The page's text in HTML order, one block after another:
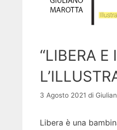
“LIBERA E
3 Agosto 2021 di
Libera è una